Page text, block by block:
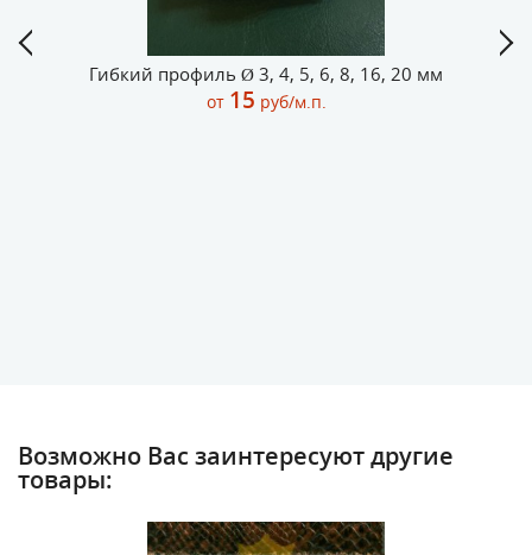
Гибкий профиль Ø 3, 4, 5, 6, 8, 16, 20 мм
от 15 руб/м.п.
Возможно Вас заинтересуют другие
товары: